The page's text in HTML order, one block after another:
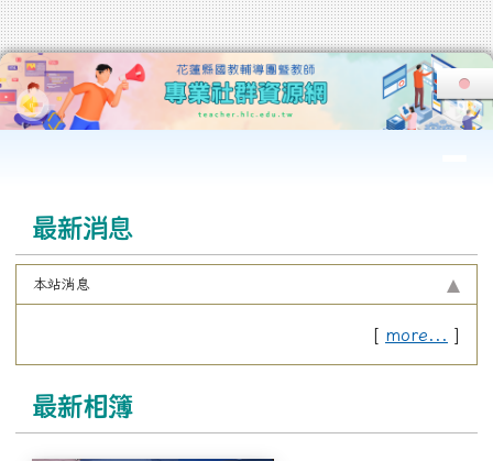
跳至主內容區
花蓮縣國教輔導團暨教師專業社群
上中區域內容
最新消息
本站消息
[ more... ]
最新相簿